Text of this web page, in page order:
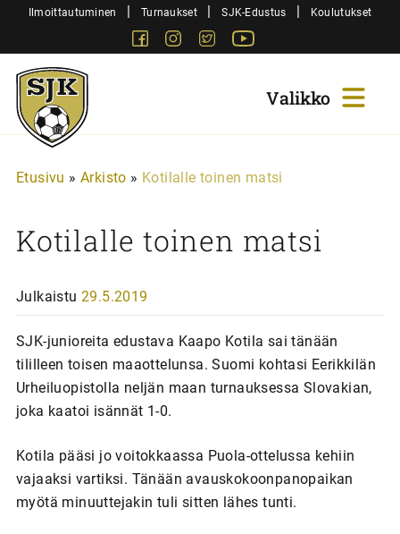
SiirryIlmoittautuminen | Turnaukset | SJK-Edustus | Koulutukset
FacebookInstagram
Twitter
Sjk-
Juniorit
Etusivu » Arkisto » Kotilalle toinen matsi
Kotilalle toinen matsi
Julkaistu 29.5.2019
SJK-junioreita edustava Kaapo Kotila sai tänään
tililleen toisen maaottelunsa. Suomi kohtasi Eerikkilän
Urheiluopistolla neljän maan turnauksessa Slovakian,
joka kaatoi isännät 1-0.
Kotila pääsi jo voitokkaassa Puola-ottelussa kehiin
vajaaksi vartiksi. Tänään avauskokoonpanopaikan
myötä minuuttejakin tuli sitten lähes tunti.